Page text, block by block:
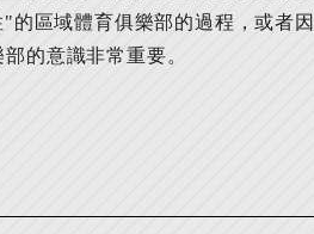
區域體育俱樂部的過程，或者
的意識非常重要。